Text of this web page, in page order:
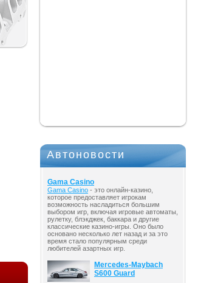
Автоновости
Gama Casino
Gama Casino - это онлайн-казино,
которое предоставляет игрокам
возможность насладиться большим
выбором игр, включая игровые автоматы,
рулетку, блэкджек, баккара и другие
классические казино-игры. Оно было
основано несколько лет назад и за это
время стало популярным среди
любителей азартных игр.
Mercedes-Maybach
S600 Guard